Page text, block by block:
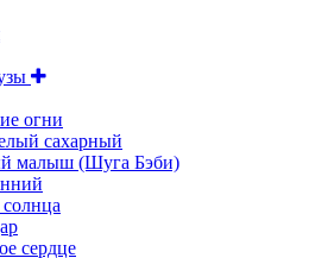
огни
сахарный
малыш (Шуга Бэби)
сердце